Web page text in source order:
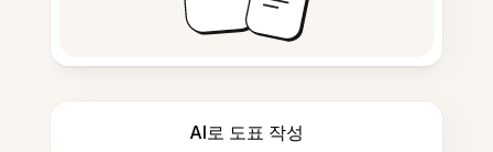
AI로 도표 작성